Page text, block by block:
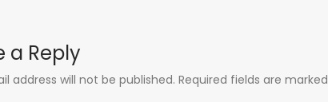
a Reply
address will not be published. Required fields are marked